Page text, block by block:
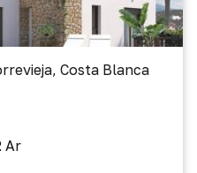
Costa Blanca
Ar